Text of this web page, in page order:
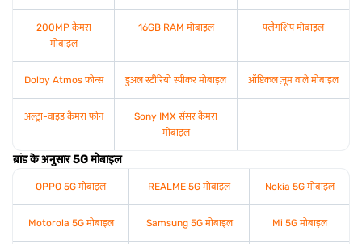
200MP कैमरा
मोबाइल
16GB RAM मोबाइल फ्लैगशिप मोबाइल
Dolby Atmos फोन्स डुअल स्टीरियो स्पीकर मोबाइल ऑप्टिकल ज़ूम वाले मोबाइल
अल्ट्रा-वाइड कैमरा फोन
Sony IMX सेंसर कैमरा
मोबाइल
ब्रांड के अनुसार 5G मोबाइल
OPPO 5G मोबाइल REALME 5G मोबाइल Nokia 5G मोबाइल
Motorola 5G मोबाइल Samsung 5G मोबाइल Mi 5G मोबाइल